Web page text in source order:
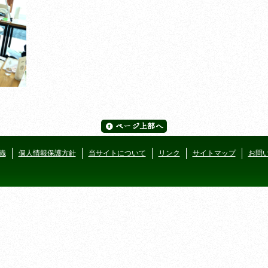
個人情報保護方針 当サイトについて リンク サイトマップ お問